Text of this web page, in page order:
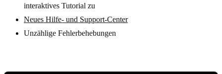
interaktives Tutorial zu
Neues Hilfe- und Support-Center
Unzählige Fehlerbehebungen